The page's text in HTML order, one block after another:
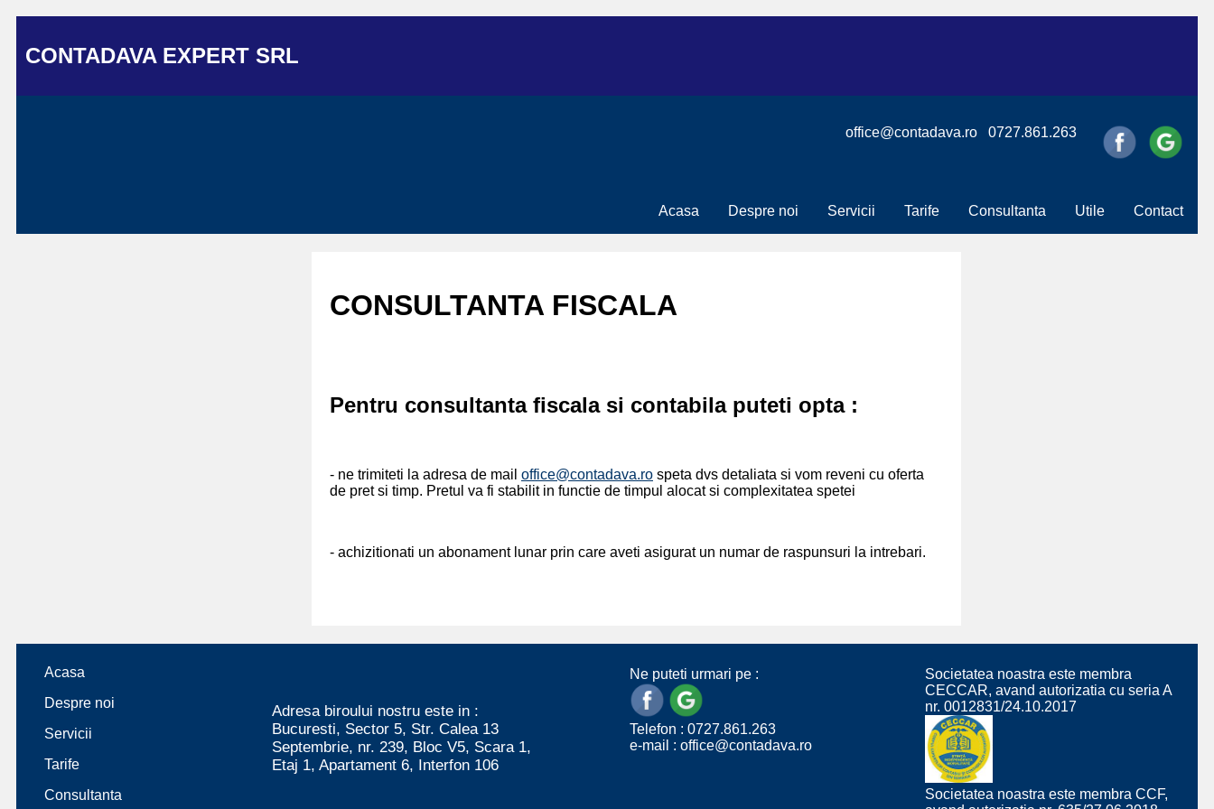
CONTADAVA EXPERT SRL
office@contadava.ro 0727.861.263
Contact
Utile
Consultanta
Tarife
Servicii
Despre noi
Acasa
CONSULTANTA FISCALA
Pentru consultanta fiscala si contabila puteti opta :
- ne trimiteti la adresa de mail office@contadava.ro speta dvs detaliata si vom reveni cu oferta
de pret si timp. Pretul va fi stabilit in functie de timpul alocat si complexitatea spetei
- achizitionati un abonament lunar prin care aveti asigurat un numar de raspunsuri la intrebari.
Acasa
Despre noi
Servicii
Tarife
Consultanta
Adresa biroului nostru este in :
Bucuresti, Sector 5, Str. Calea 13
Septembrie, nr. 239, Bloc V5, Scara 1,
Etaj 1, Apartament 6, Interfon 106
Ne puteti urmari pe :
Telefon : 0727.861.263
e-mail : office@contadava.ro
Societatea noastra este membra
CECCAR, avand autorizatia cu seria A
nr. 0012831/24.10.2017
Societatea noastra este membra CCF,